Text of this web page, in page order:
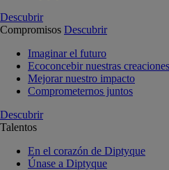
Descubrir
Compromisos Descubrir
Imaginar el futuro
Ecoconcebir nuestras creaciones
Mejorar nuestro impacto
Comprometernos juntos
Descubrir
Talentos
En el corazón de Diptyque
Únase a Diptyque